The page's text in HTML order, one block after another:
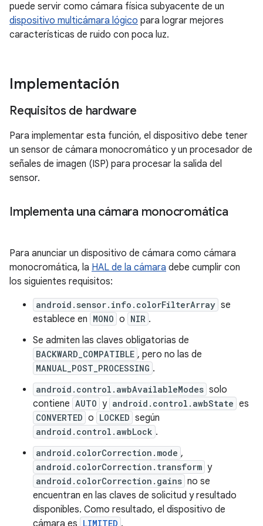
puede servir como cámara física subyacente de un
dispositivo multicámara lógico para lograr mejores
características de ruido con poca luz.
Implementación
Requisitos de hardware
Para implementar esta función, el dispositivo debe tener
un sensor de cámara monocromático y un procesador de
señales de imagen (ISP) para procesar la salida del
sensor.
Implementa una cámara monocromática
Para anunciar un dispositivo de cámara como cámara
monocromática, la HAL de la cámara debe cumplir con
los siguientes requisitos:
android.sensor.info.colorFilterArray se
establece en MONO o NIR .
Se admiten las claves obligatorias de
BACKWARD_COMPATIBLE , pero no las de
MANUAL_POST_PROCESSING .
android.control.awbAvailableModes solo
contiene AUTO y android.control.awbState es
CONVERTED o LOCKED según
android.control.awbLock .
android.colorCorrection.mode ,
android.colorCorrection.transform y
android.colorCorrection.gains no se
encuentran en las claves de solicitud y resultado
disponibles. Como resultado, el dispositivo de
cámara es LIMITED .